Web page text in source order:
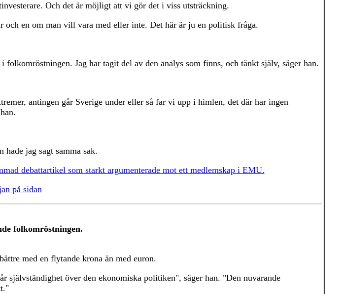
Och det är möjligt att vi gör det i viss utsträckning.
och en om man vill vara med eller inte. Det här är ju en politisk fråga.
Jag har tagit del av den analys som finns, och tänkt själv, säger han.
antingen går Sverige under eller så far vi upp i himlen, det där har ingen
jag sagt samma sak.
debattartikel som starkt argumenterade mot ett medlemskap i EMU.
på sidan
folkomröstningen.
med en flytande krona än med euron.
självständighet över den ekonomiska politiken", säger han. "Den nuvarande